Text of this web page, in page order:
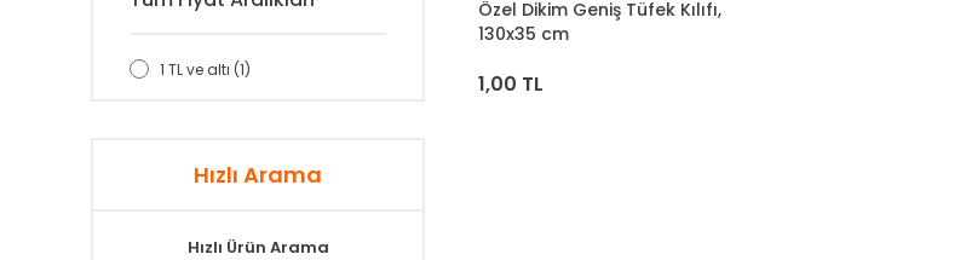
1 TL ve altı (1)
Hızlı Arama
Hızlı Ürün Arama
Özel Dikim Geniş Tüfek Kılıfı,
130x35 cm
1,00 TL